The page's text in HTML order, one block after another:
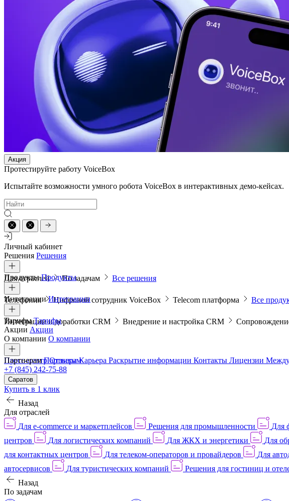
Акция
Протестируйте работу VoiceBox
Испытайте возможности умного робота VoiceBox в интерактивных демо-кейсах.
Личный кабинет
Решения Решения
Для отраслей По задачам Все решения
ПродуктыПродукты
Телефония Цифровой сотрудник VoiceBox Telecom платформа Все
ИнтеграцииИнтеграции
Интеграции и доработки CRM Внедрение и настройка CRM
ТарифыТарифы
Акции Акции
О компании О компании
Пресс-центрОтзывыКарьера Раскрытие информации Контакты Лицензии
ПартнерамПартнерам
+7 (845) 242-75-88
Саратов
Купить в 1 клик
Назад
Для отраслей
Для e-commerce и маркетплейсов
Решения для промышленности Для
центров
Для логистических компаний Для ЖКХ и энергетики Для
для контактных центров
Для телеком-операторов и провайдеров Для
автосервисов
Для туристических компаний Решения для гостиниц и
Назад
По задачам